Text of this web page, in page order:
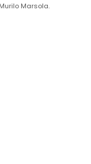
Marsola.